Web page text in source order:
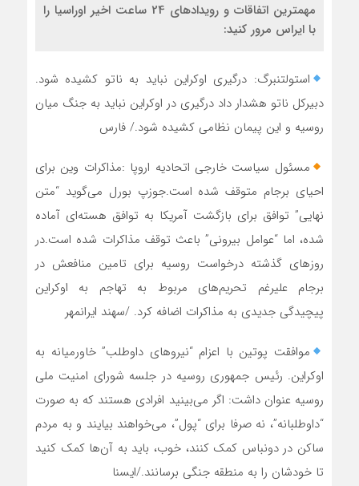
مهمترین اتفاقات و رویدادهای 24 ساعت اخیر اوراسیا را
با ایراس مرور کنید:
استولتنبرگ: درگیری اوکراین نباید به ناتو کشیده شود.
دبیرکل ناتو هشدار داد درگیری در اوکراین نباید به جنگ میان
روسیه و این پیمان نظامی کشیده شود./ فارس
مسئول سیاست خارجی اتحادیه اروپا :مذاکرات وین برای
احیای برجام متوقف شده است.جوزپ بورل می‌گوید “متن
نهایی” توافق برای بازگشت آمریکا به توافق هسته‌ای آماده
شده، اما “عوامل بیرونی” باعث توقف مذاکرات شده است.در
روزهای گذشته درخواست روسیه برای تامین منافعش در
برجام علیرغم تحریم‌های مربوط به تهاجم به اوکراین
پیچیدگی جدیدی به مذاکرات اضافه کرد. /سهند ایرانمهر
موافقت پوتین با اعزام “نیروهای داوطلب” خاورمیانه به
اوکراین. رئیس جمهوری روسیه در جلسه شورای امنیت ملی
روسیه عنوان داشت: اگر می‌بینید افرادی هستند که به صورت
“داوطلبانه”، نه صرفا برای “پول”، می‌خواهند بیایند و به مردم
ساکن در دونباس کمک کنند، خوب، باید به آن‌ها کمک کنید
تا خودشان را به منطقه جنگی برسانند./ایسنا